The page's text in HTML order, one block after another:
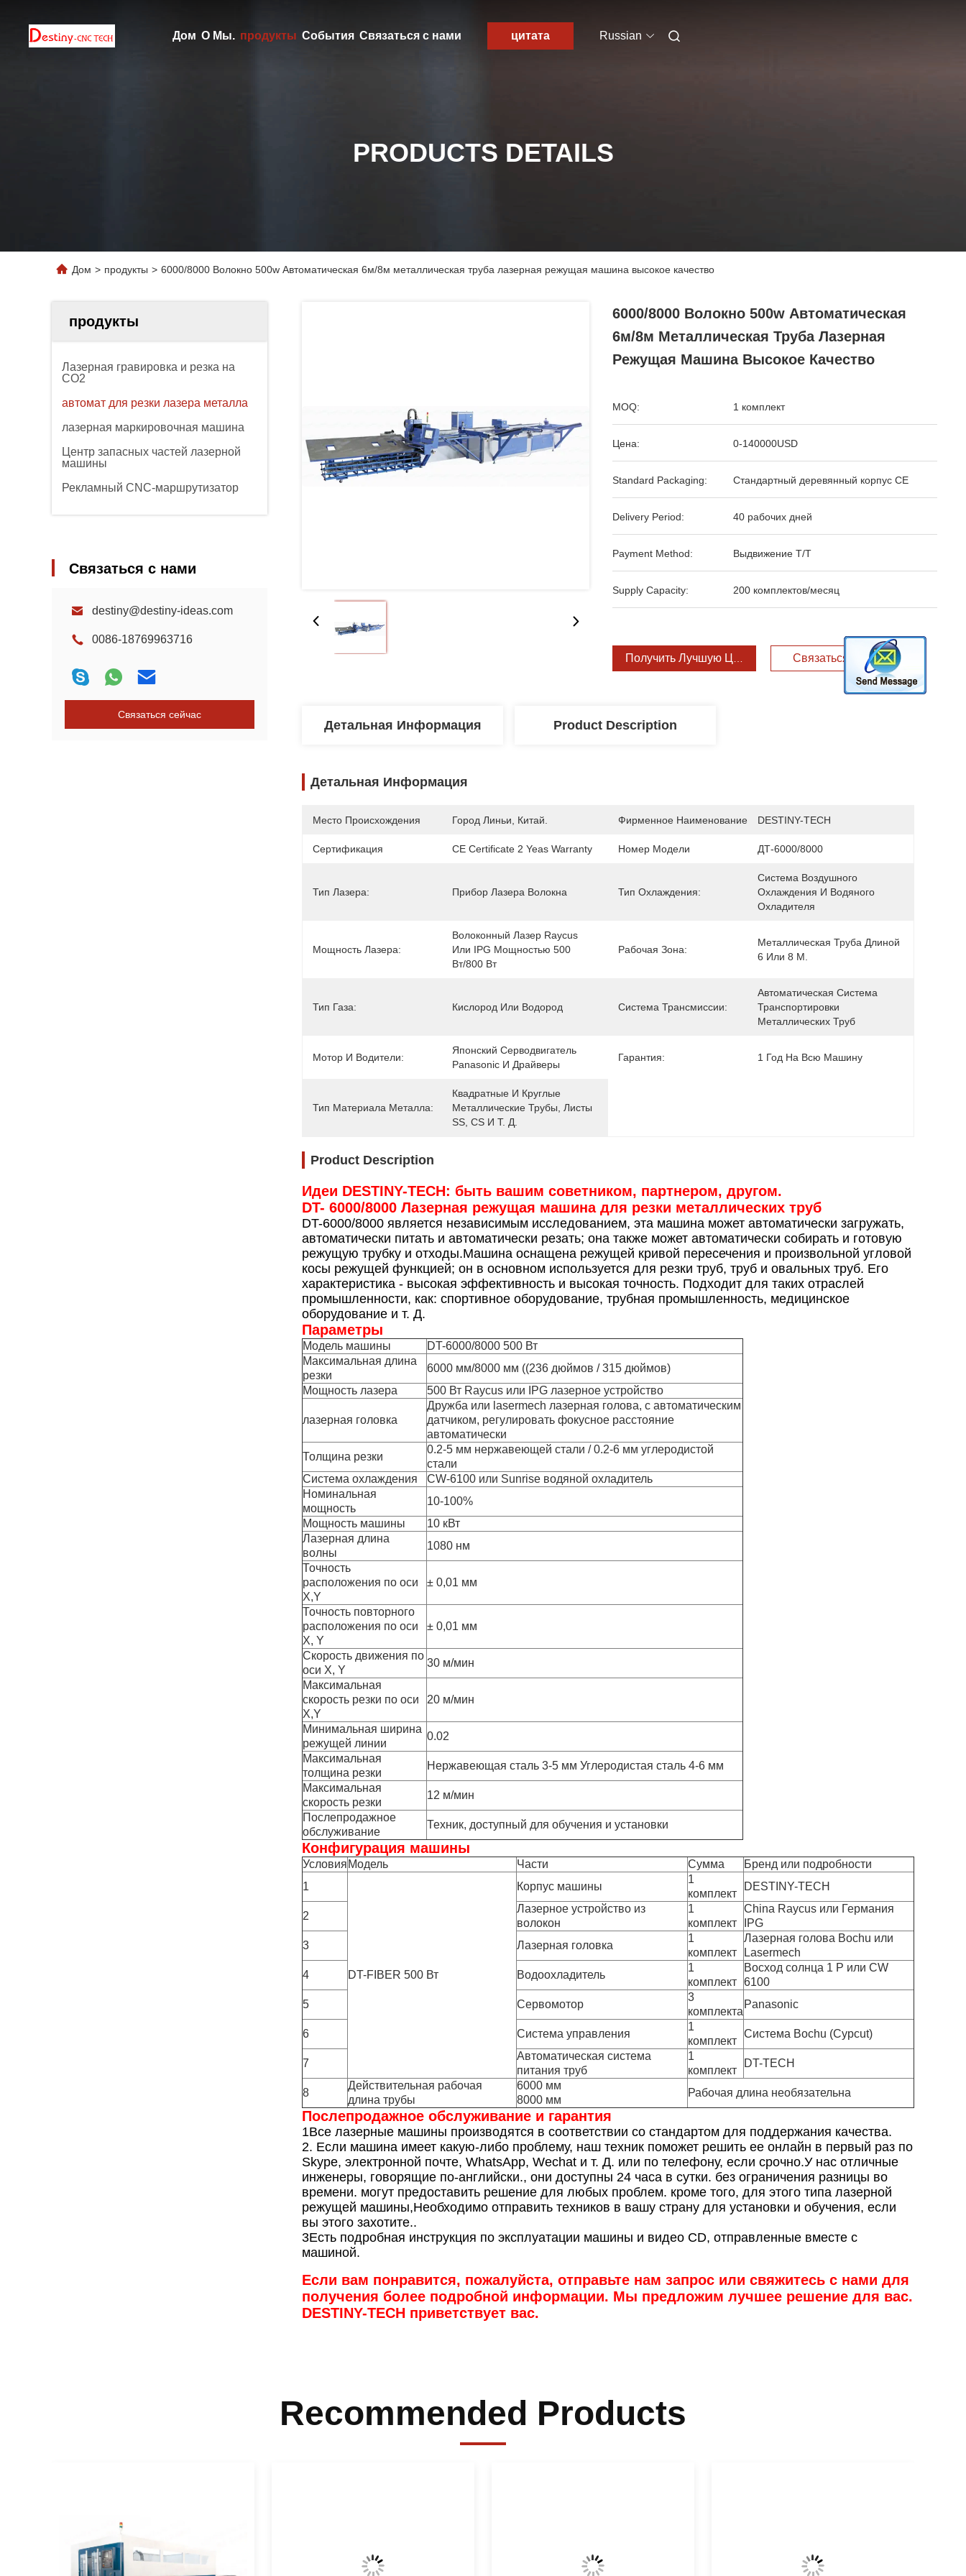
Дом О Мы. продукты События Связаться с нами цитата Russian
PRODUCTS DETAILS
Дом > продукты > 6000/8000 Волокно 500w Автоматическая 6м/8м металлическая труба лазерная режущая машина высокое качество
продукты
Лазерная гравировка и резка на
CO2
автомат для резки лазера металла
лазерная маркировочная машина
Центр запасных частей лазерной
машины
Рекламный CNC-маршрутизатор
Связаться с нами
destiny@destiny-ideas.com
0086-18769963716
Связаться сейчас
6000/8000 Волокно 500w Автоматическая
6м/8м Металлическая Труба Лазерная
Режущая Машина Высокое Качество
MOQ: 1 комплект
Цена: 0-140000USD
Standard Packaging: Стандартный деревянный корпус CE
Delivery Period: 40 рабочих дней
Payment Method: Выдвижение T/T
Supply Capacity: 200 комплектов/месяц
Получить Лучшую Цену Связаться С Нами
Детальная Информация Product Description
Детальная Информация
Место Происхождения Город Линьи, Китай. Фирменное Наименование DESTINY-TECH
Сертификация CE Certificate 2 Yeas Warranty Номер Модели ДТ-6000/8000
Тип Лазера: Прибор Лазера Волокна Тип Охлаждения:
Система Воздушного
Охлаждения И Водяного
Охладителя
Мощность Лазера:
Волоконный Лазер Raycus
Или IPG Мощностью 500
Вт/800 Вт
Рабочая Зона:
Металлическая Труба Длиной
6 Или 8 М.
Тип Газа: Кислород Или Водород Система Трансмиссии:
Автоматическая Система
Транспортировки
Металлических Труб
Мотор И Водители:
Японский Серводвигатель
Panasonic И Драйверы
Гарантия: 1 Год На Всю Машину
Тип Материала Металла:
Квадратные И Круглые
Металлические Трубы, Листы
SS, CS И Т. Д.
Product Description
Идеи DESTINY-TECH: быть вашим советником, партнером, другом.
DT- 6000/8000 Лазерная режущая машина для резки металлических труб
DT-6000/8000 является независимым исследованием, эта машина может автоматически загружать,
автоматически питать и автоматически резать; она также может автоматически собирать и готовую
режущую трубку и отходы.Машина оснащена режущей кривой пересечения и произвольной угловой
косы режущей функцией; он в основном используется для резки труб, труб и овальных труб. Его
характеристика - высокая эффективность и высокая точность. Подходит для таких отраслей
промышленности, как: спортивное оборудование, трубная промышленность, медицинское
оборудование и т. Д.
Параметры
Модель машины
DT-6000/8000 500 Вт
Максимальная длина
резки
6000 мм/8000 мм ((236 дюймов / 315 дюймов)
Мощность лазера
500 Вт Raycus или IPG лазерное устройство
лазерная головка
Дружба или lasermech лазерная голова, с автоматическим
датчиком, регулировать фокусное расстояние
автоматически
Толщина резки
0.2-5 мм нержавеющей стали / 0.2-6 мм углеродистой
стали
Система охлаждения
CW-6100 или Sunrise водяной охладитель
Номинальная
мощность
10-100%
Мощность машины
10 кВт
Лазерная длина
волны
1080 нм
Точность
расположения по оси
X,Y
± 0,01 мм
Точность повторного
расположения по оси
X, Y
± 0,01 мм
Скорость движения по
оси X, Y
30 м/мин
Максимальная
скорость резки по оси
X,Y
20 м/мин
Минимальная ширина
режущей линии
0.02
Максимальная
толщина резки
Нержавеющая сталь 3-5 мм Углеродистая сталь 4-6 мм
Максимальная
скорость резки
12 м/мин
Послепродажное
обслуживание
Техник, доступный для обучения и установки
Конфигурация машины
Условия Модель Части Сумма
Бренд или подробности
1
DT-FIBER 500 Вт
Корпус машины
1
комплект
DESTINY-TECH
2
Лазерное устройство из
волокон
1
комплект
China Raycus или Германия
IPG
3
Лазерная головка
1
комплект
Лазерная голова Bochu или
Lasermech
4
Водоохладитель
1
комплект
Восход солнца 1 P или CW
6100
5
Сервомотор
3
комплекта
Panasonic
6 Система управления
1
комплект
Система Bochu (Cypcut)
7
Автоматическая система
питания труб
1
комплект
DT-TECH
8
Действительная рабочая
длина трубы
6000 мм
8000 мм
Рабочая длина необязательна
Послепродажное обслуживание и гарантия
1Все лазерные машины производятся в соответствии со стандартом для поддержания качества.
2. Если машина имеет какую-либо проблему, наш техник поможет решить ее онлайн в первый раз по
Skype, электронной почте, WhatsApp, Wechat и т. Д. или по телефону, если срочно.У нас отличные
инженеры, говорящие по-английски., они доступны 24 часа в сутки. без ограничения разницы во
времени. могут предоставить решение для любых проблем. кроме того, для этого типа лазерной
режущей машины,Необходимо отправить техников в вашу страну для установки и обучения, если
вы этого захотите..
3Есть подробная инструкция по эксплуатации машины и видео CD, отправленные вместе с
машиной.
Если вам понравится, пожалуйста, отправьте нам запрос или свяжитесь с нами для
получения более подробной информации. Мы предложим лучшее решение для вас.
DESTINY-TECH приветствует вас.
Recommended Products